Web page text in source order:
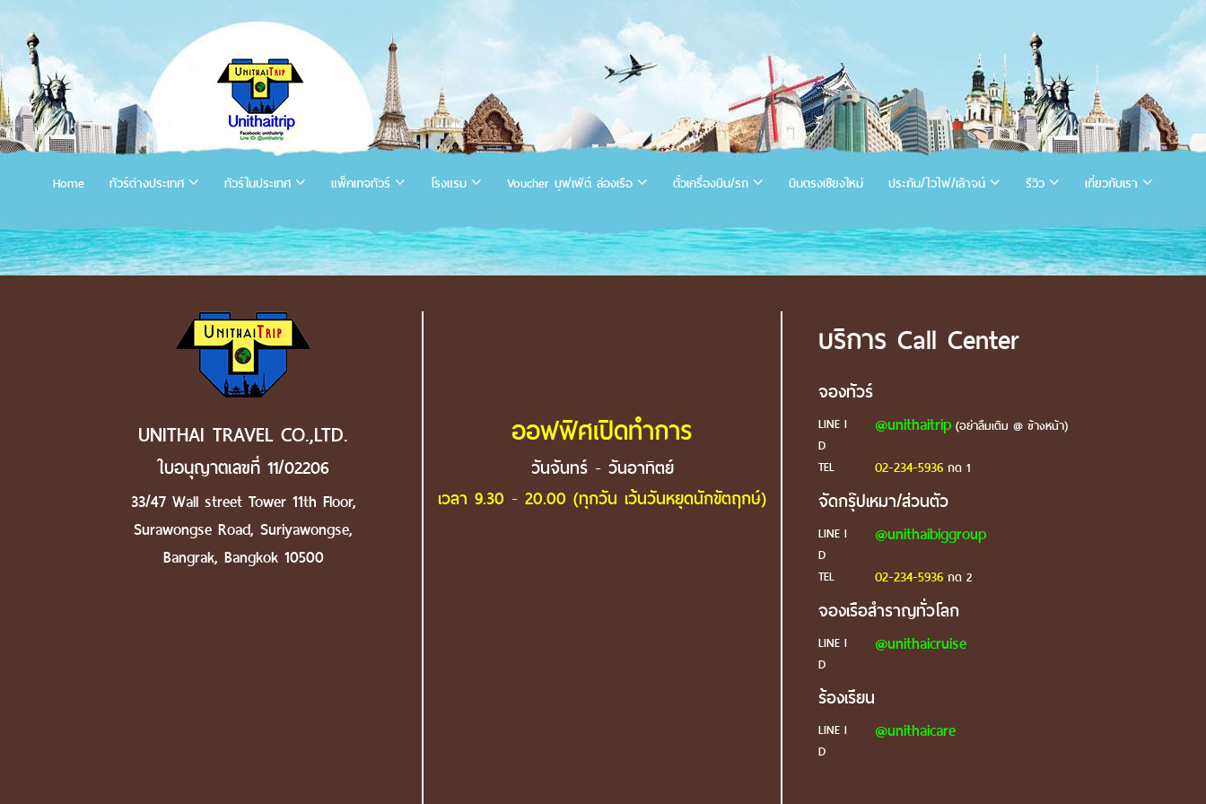
Home ทัวร์ต่างประเทศ ทัวร์ในประเทศ แพ็คเกจทัวร์ โรงแรม Voucher บุฟเฟ่ต์ ล่องเรือ ตั๋วเครื่องบิน/รถ บินตรงเชียงใหม่ ประกัน/ไวไฟ/เล้าจน์ รีวิว เกี่ยวกับเรา
UNITHAI TRAVEL CO.,LTD.
ใบอนุญาตเลขที่ 11/02206
33/47 Wall street Tower 11th Floor,
Surawongse Road, Suriyawongse,
Bangrak, Bangkok 10500
ออฟฟิศเปิดทำการ
วันจันทร์ - วันอาทิตย์
เวลา 9.30 - 20.00 (ทุกวัน เว้นวันหยุดนักขัตฤกษ์)
บริการ Call Center
จองทัวร์
LINE I
D
@unithaitrip(อย่าลืมเติม @ ข้างหน้า)
TEL 02-234-5936กด 1
จัดกรุ๊ปเหมา/ส่วนตัว
LINE I
D
@unithaibiggroup
TEL 02-234-5936กด 2
จองเรือสำราญทั่วโลก
LINE I
D
@unithaicruise
ร้องเรียน
LINE I
D
@unithaicare